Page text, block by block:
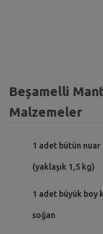
Beşamelli
Malzemeler
1 adet bütün nuar
(yaklaşık 1,5 kg)
1 adet büyük boy
soğan